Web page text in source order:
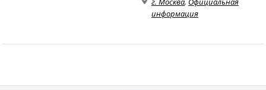
информация